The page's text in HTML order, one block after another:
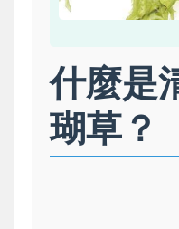
什麼是
瑚草？